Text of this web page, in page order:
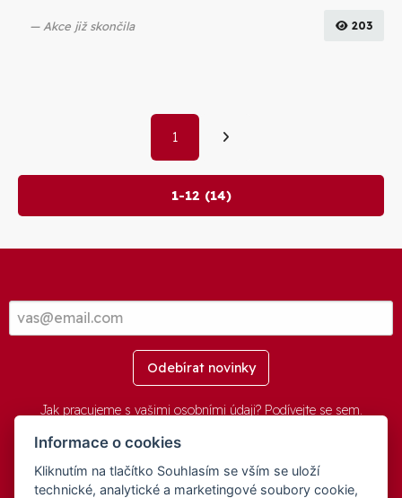
Akce již skončila 203
1
1-12 (14)
Odebírat novinky
Jak pracujeme s vašimi osobními údaji? Podívejte se sem.
© 2016-2026 -aGovernment.cz&Obec Oznice. Software:
aGovernment, Verze:4.0.1.1 - Beta. Číslo Licence: 74274001
Informace o cookies
Kliknutím na tlačítko Souhlasím se vším se uloží
technické, analytické a marketingové soubory cookie,